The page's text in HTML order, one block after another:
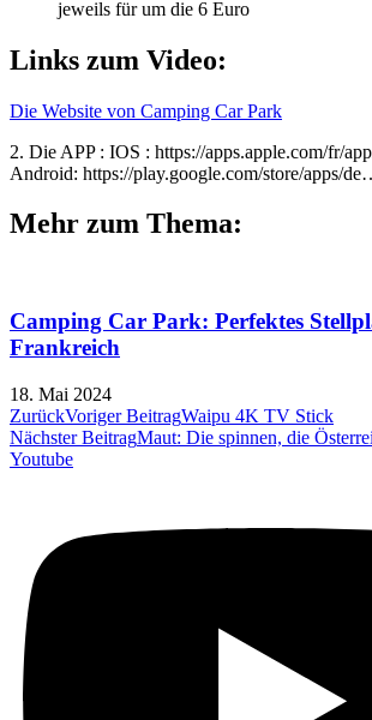
jeweils für um die 6 Euro
Links zum Video:
Die Website von Camping Car Park
2. Die APP : IOS : https://apps.apple.com/fr/
Android: https://play.google.com/store/apps/
Mehr zum Thema:
Camping Car Park: Perfektes
Frankreich
18. Mai 2024
ZurückVoriger BeitragWaipu 4K TV Stick
Nächster BeitragMaut: Die spinnen, die
Youtube